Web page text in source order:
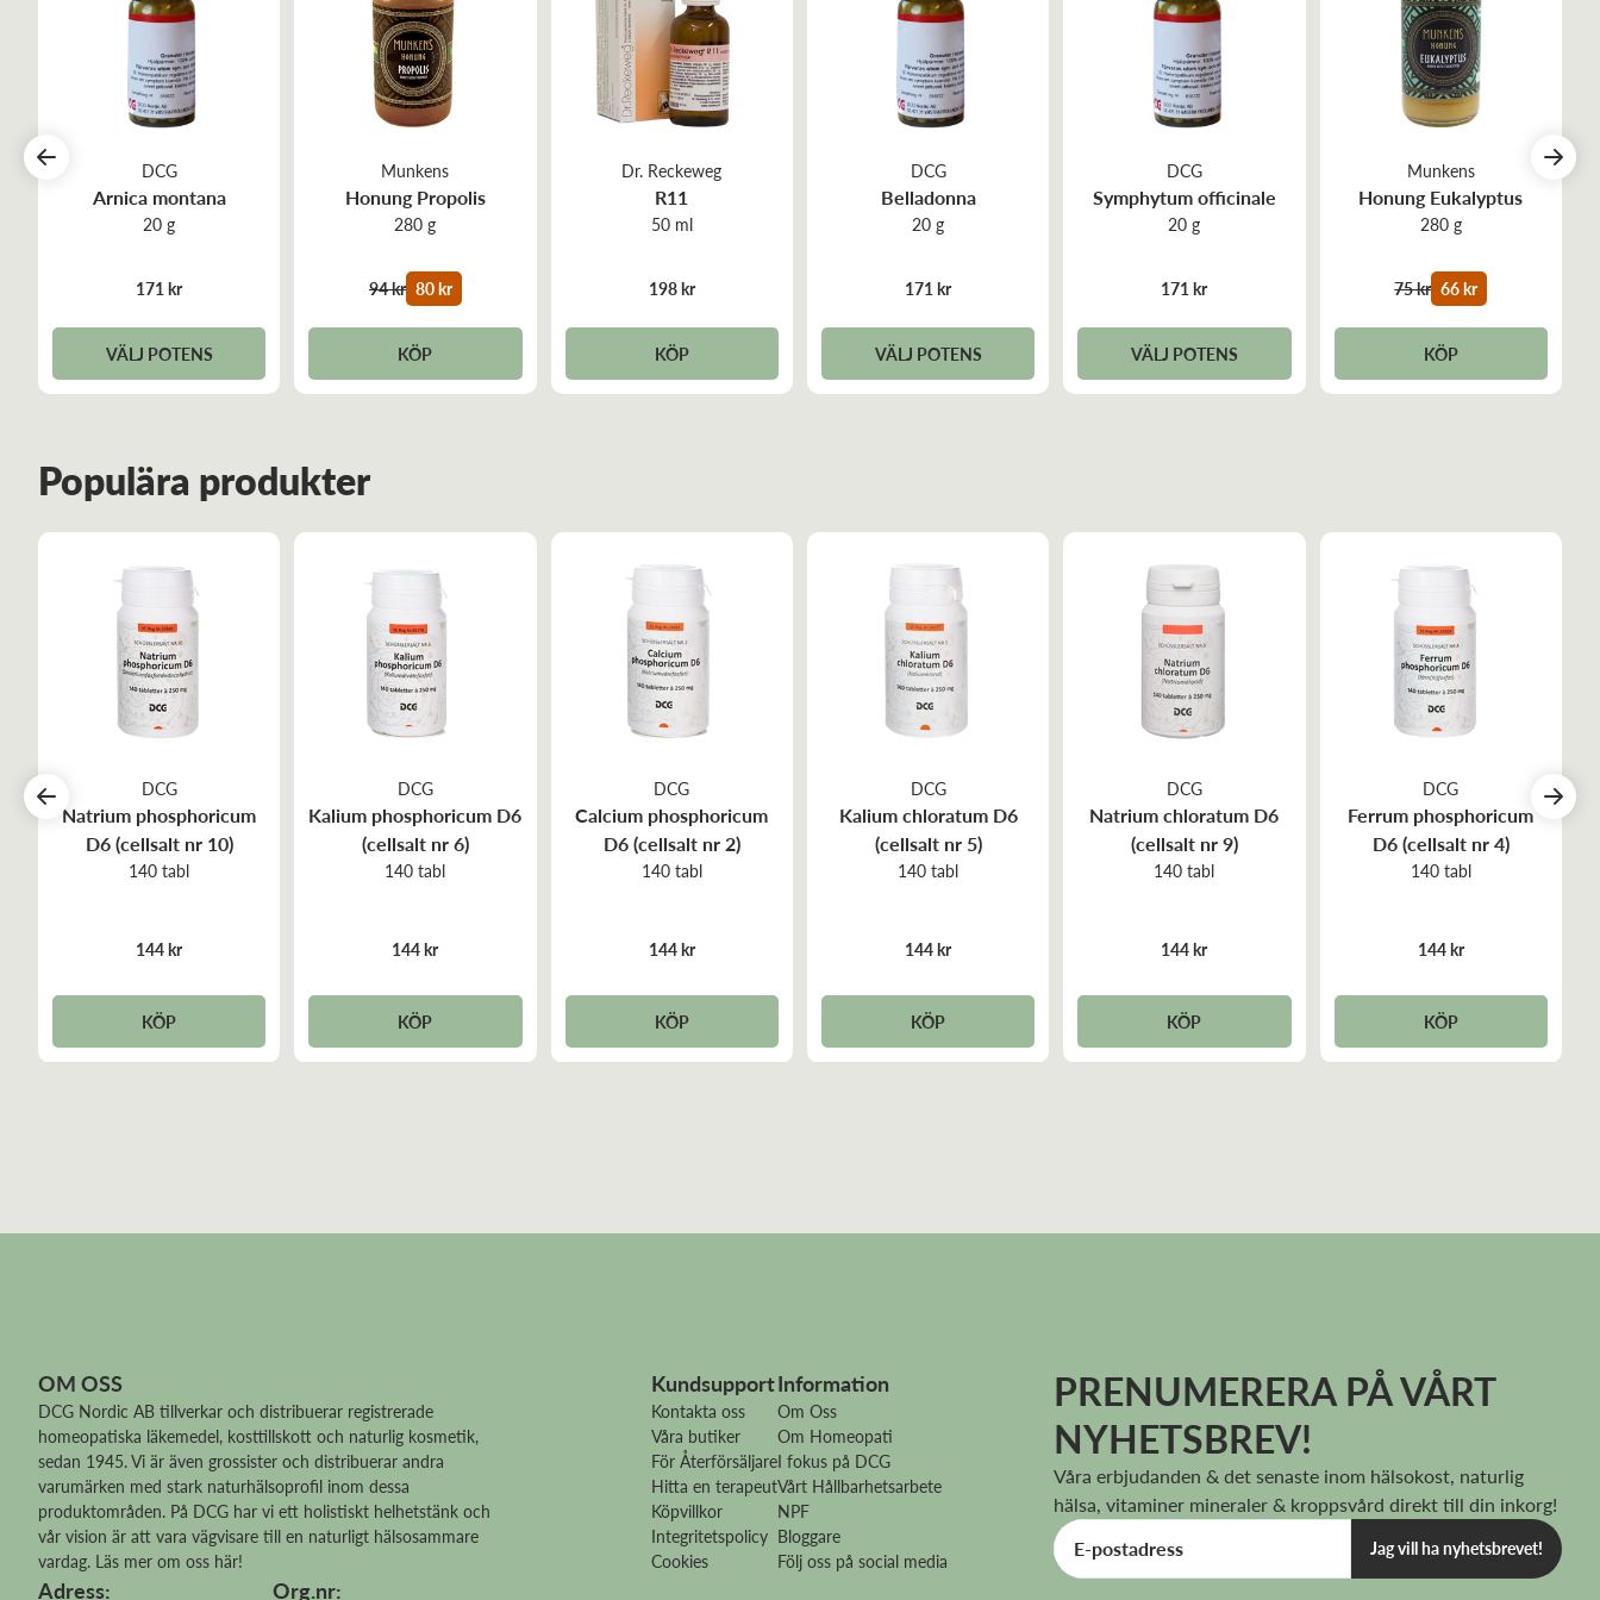
DCG
Arnica montana
20 g
171 kr
VÄLJ POTENS
Munkens
Honung Propolis
280 g
94 kr 80 kr
KÖP
Dr. Reckeweg
R11
50 ml
198 kr
KÖP
DCG
Belladonna
20 g
171 kr
VÄLJ POTENS
DCG
Symphytum officinale
20 g
171 kr
VÄLJ POTENS
Munkens
Honung Eukalyptus
280 g
75 kr 66 kr
KÖP
Populära produkter
DCG
Natrium phosphoricum
D6 (cellsalt nr 10)
140 tabl
144 kr
KÖP
DCG
Kalium phosphoricum D6
(cellsalt nr 6)
140 tabl
144 kr
KÖP
DCG
Calcium phosphoricum
D6 (cellsalt nr 2)
140 tabl
144 kr
KÖP
DCG
Kalium chloratum D6
(cellsalt nr 5)
140 tabl
144 kr
KÖP
DCG
Natrium chloratum D6
(cellsalt nr 9)
140 tabl
144 kr
KÖP
DCG
Ferrum phosphoricum
D6 (cellsalt nr 4)
140 tabl
144 kr
KÖP
OM OSS
DCG Nordic AB tillverkar och distribuerar registrerade
homeopatiska läkemedel, kosttillskott och naturlig kosmetik,
sedan 1945. Vi är även grossister och distribuerar andra
varumärken med stark naturhälsoprofil inom dessa
produktområden. På DCG har vi ett holistiskt helhetstänk och
vår vision är att vara vägvisare till en naturligt hälsosammare
vardag. Läs mer om oss här!
Adress: Org.nr:
Kundsupport
Kontakta oss
Våra butiker
För Återförsäljare
Hitta en terapeut
Köpvillkor
Integritetspolicy
Cookies
Information
Om Oss
Om Homeopati
I fokus på DCG
Vårt Hållbarhetsarbete
NPF
Bloggare
Följ oss på social media
PRENUMERERA PÅ VÅRT
NYHETSBREV!
Våra erbjudanden & det senaste inom hälsokost, naturlig
hälsa, vitaminer mineraler & kroppsvård direkt till din inkorg!
Jag vill ha nyhetsbrevet!